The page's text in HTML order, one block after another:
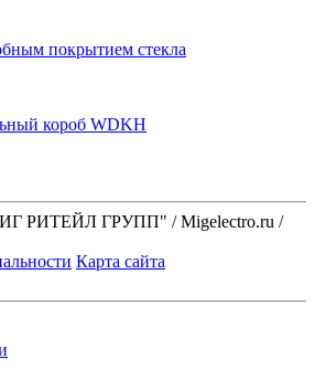
покрытием стекла
короб WDKH
РИТЕЙЛ ГРУПП" / Migelectro.ru /
Карта сайта